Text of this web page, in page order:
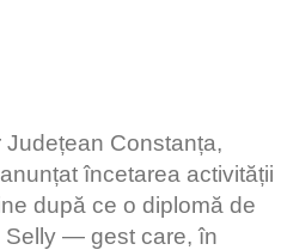
Constanța,
încetarea activității
după ce o diplomă de
Selly — gest care, în